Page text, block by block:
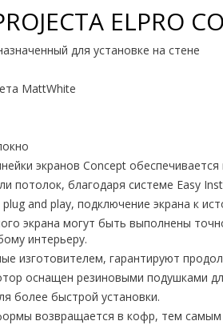
ELPRO
для установке на стене
MattWhite
экранов Concept обеспечивается
потолок, благодаря системе Easy
and play, подключение экрана к
экрана могут быть выполнены
интерьеру.
изготовителем, гарантируют
оснащен резиновыми подушками
более быстрой установки.
возвращается в кофр, тем